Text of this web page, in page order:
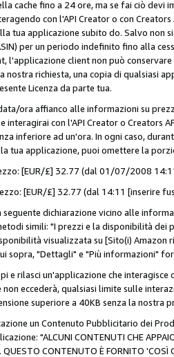
cache fino a 24 ore, ma se fai ciò
con l'API Creator o con
tua applicazione subito do. Salvo non
per un periodo indefinito fino alla
l'applicazione client non può
richiesta, una copia di qualsiasi
Licenza da parte tua.
ora affianco alle informazioni su
interagirai con l'API Creator o Creators
inferiore ad un'ora. In ogni caso,
tua applicazione, puoi omettere la
[EUR/£] 32.77 (dal 01/07/2008
[EUR/£] 32.77 (dal 14:11 [inserire
seguente dichiarazione vicino alle
simili: "I prezzi e la disponibilità
visualizzata su [Sito(i)
sopra, "Dettagli" e "Più informazioni"
e rilasci un'applicazione che interagisce
eccederà, qualsiasi limite sulle
superiore a 40KB senza la nostra
un Contenuto Pubblicitario dei
"ALCUNI CONTENUTI CHE
CONTENUTO È FORNITO